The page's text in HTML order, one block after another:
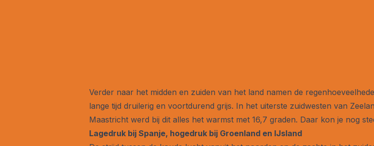
Verder naar het midden en zuiden van het land namen de
lange tijd druilerig en voortdurend grijs. In het uiterste zuidwesten van
Maastricht werd bij dit alles het warmst met 16,7 graden. Daar kon je nog
Lagedruk bij Spanje, hogedruk bij Groenland en IJsland